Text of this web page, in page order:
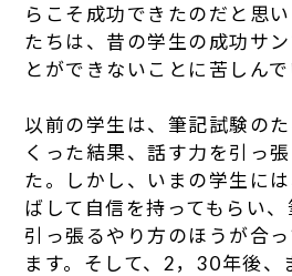
らこそ成功できたのだと思
たちは、昔の学生の成功サ
とができないことに苦しんで
以前の学生は、筆記試験の
くった結果、話す力を引っ
た。しかし、いまの学生に
ばして自信を持ってもらい
引っ張るやり方のほうが合
ます。そして、2，30年後、